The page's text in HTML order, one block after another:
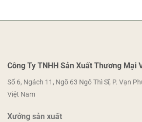
Công Ty TNHH Sản Xuất Thương Mại
Số 6, Ngách 11, Ngõ 63 Ngô Thì Sĩ, P. Vạn
Việt Nam
Xưởng sản xuất